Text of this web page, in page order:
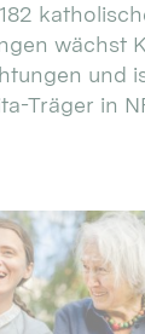
wächst
und
Träger in